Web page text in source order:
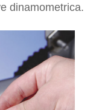
dinamometrica.